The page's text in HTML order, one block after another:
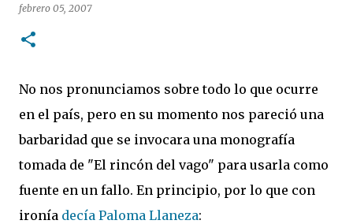
febrero 05, 2007
No nos pronunciamos sobre todo lo que ocurre
en el país, pero en su momento nos pareció una
barbaridad que se invocara una monografía
tomada de "El rincón del vago" para usarla como
fuente en un fallo. En principio, por lo que con
ironía decía Paloma Llaneza: